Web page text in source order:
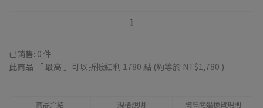
已銷售: 0 件
此商品 「 最高 」可以折抵紅利 1780 點 (約等於 NT$1,780 )
商品介紹 規格說明 請詳閱退換貨規則